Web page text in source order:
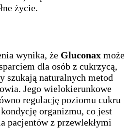
życie.
wynika, że Gluconax może
dla osób z cukrzycą,
szukają naturalnych metod
Jego wielokierunkowe
regulację poziomu cukru
organizmu, co jest
pacjentów z przewlekłymi